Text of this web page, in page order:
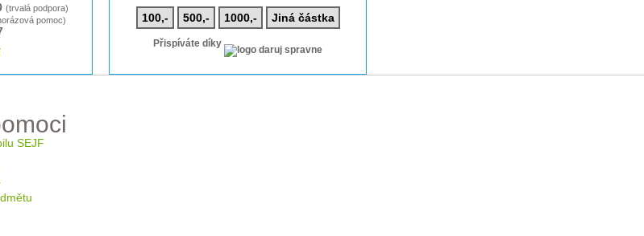
(trvalá podpora)
pomoc) 100,- 500,- 1000,- Jiná částka
Přispíváte díky
SEJF